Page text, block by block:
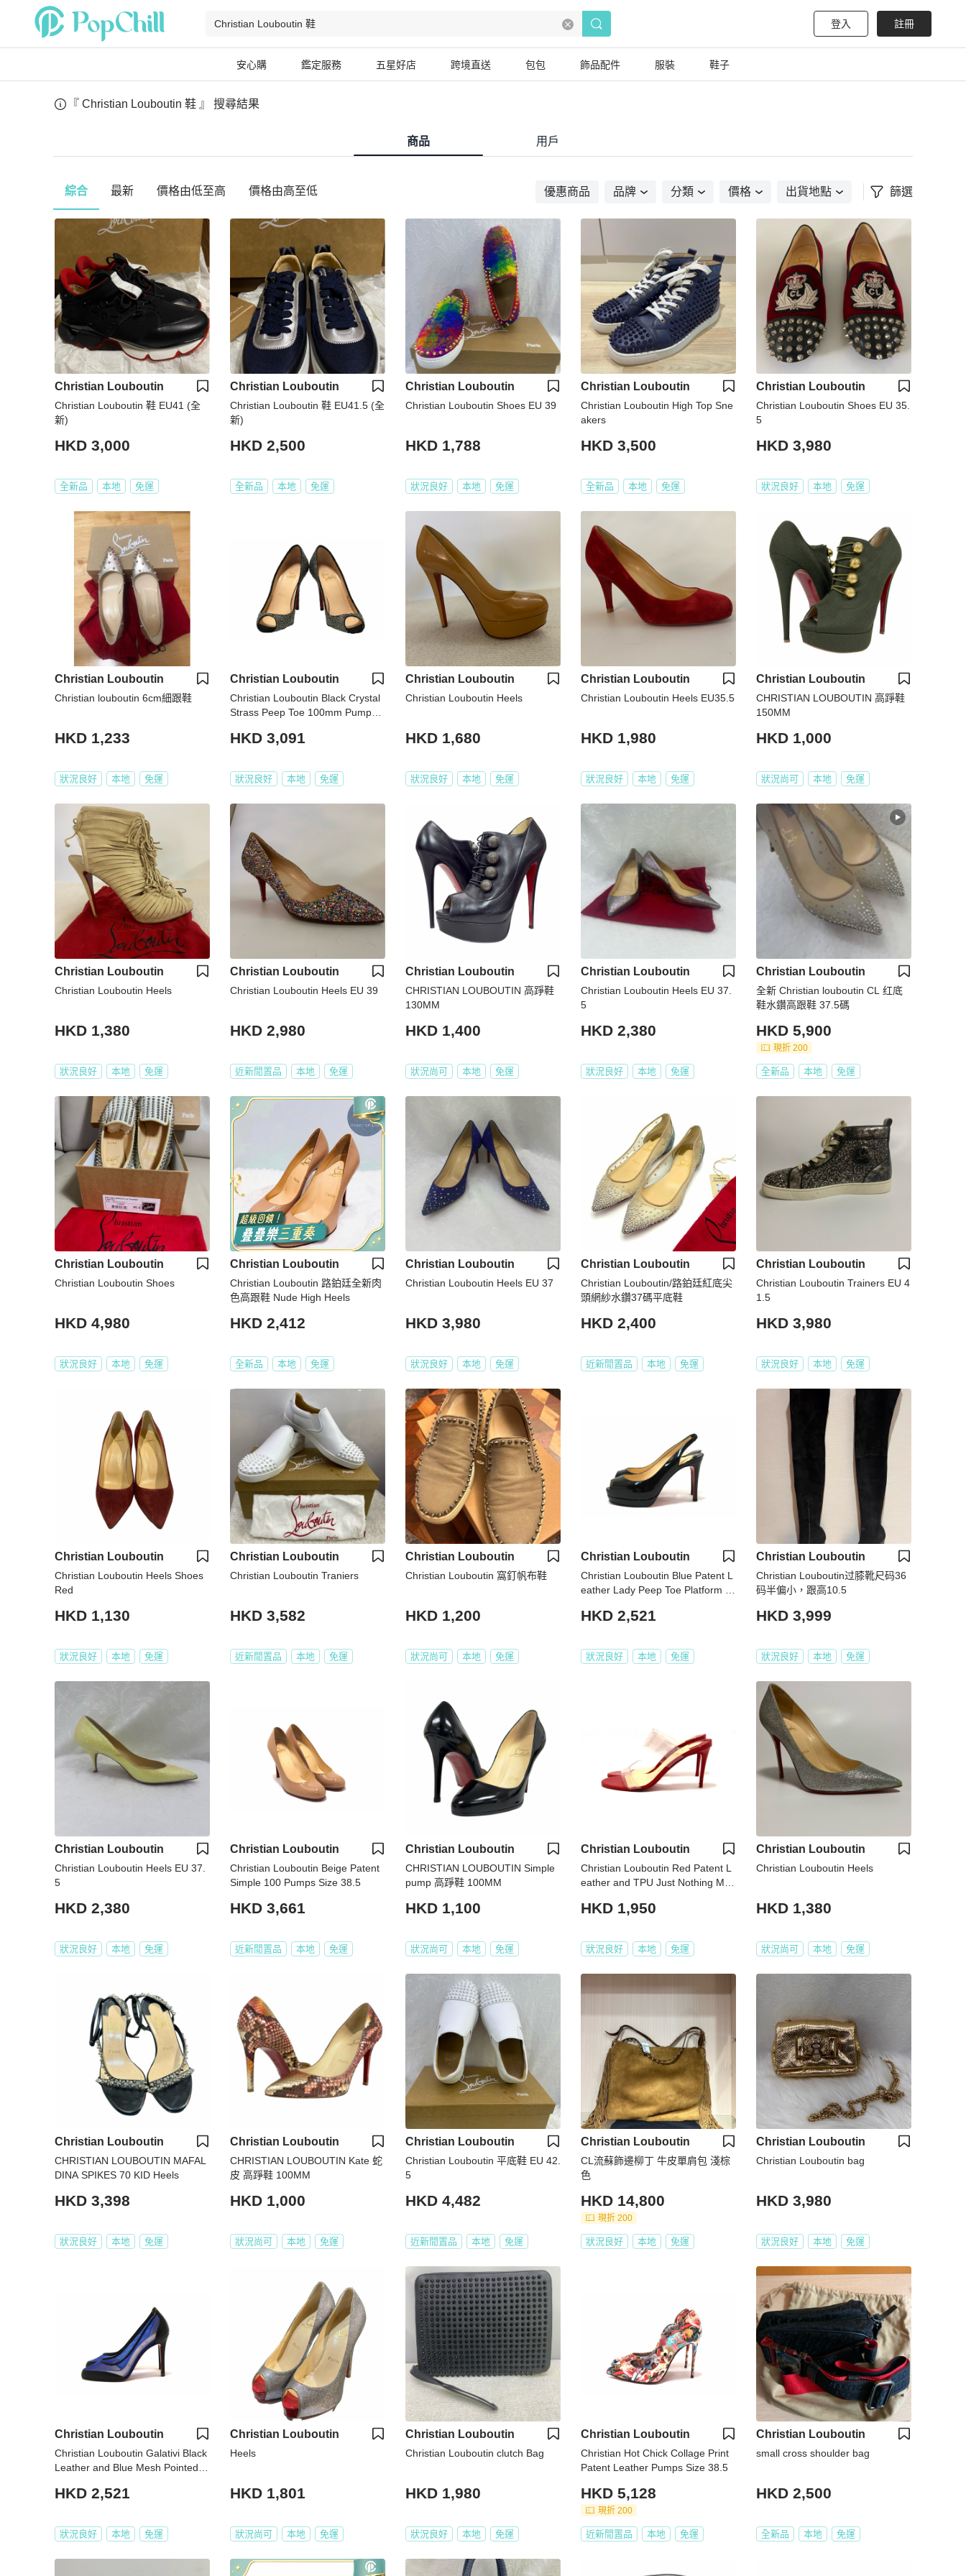
登入 註冊
安心購 鑑定服務 五星好店 跨境直送 包包 飾品配件 服裝 鞋子
『 Christian Louboutin 鞋 』 搜尋結果
商品 用戶
綜合 最新 價格由低至高 價格由高至低 優惠商品 品牌 分類 價格 出貨地點 篩選
Christian Louboutin
Christian Louboutin 鞋 EU41 (全
新)
HKD 3,000
全新品 本地 免運
Christian Louboutin
Christian Louboutin 鞋 EU41.5 (全
新)
HKD 2,500
全新品 本地 免運
Christian Louboutin
Christian Louboutin Shoes EU 39
HKD 1,788
狀況良好 本地 免運
Christian Louboutin
Christian Louboutin High Top Sne
akers
HKD 3,500
全新品 本地 免運
Christian Louboutin
Christian Louboutin Shoes EU 35.
5
HKD 3,980
狀況良好 本地 免運
Christian Louboutin
Christian louboutin 6cm細跟鞋
HKD 1,233
狀況良好 本地 免運
Christian Louboutin
Christian Louboutin Black Crystal
Strass Peep Toe 100mm Pumps
HKD 3,091
狀況良好 本地 免運
Christian Louboutin
Christian Louboutin Heels
HKD 1,680
狀況良好 本地 免運
Christian Louboutin
Christian Louboutin Heels EU35.5
HKD 1,980
狀況良好 本地 免運
Christian Louboutin
CHRISTIAN LOUBOUTIN 高踭鞋
150MM
HKD 1,000
狀況尚可 本地 免運
Christian Louboutin
Christian Louboutin Heels
HKD 1,380
狀況良好 本地 免運
Christian Louboutin
Christian Louboutin Heels EU 39
HKD 2,980
近新閒置品 本地 免運
Christian Louboutin
CHRISTIAN LOUBOUTIN 高踭鞋
130MM
HKD 1,400
狀況尚可 本地 免運
Christian Louboutin
Christian Louboutin Heels EU 37.
5
HKD 2,380
狀況良好 本地 免運
Christian Louboutin
全新 Christian louboutin CL 红底
鞋水鑽高跟鞋 37.5碼
HKD 5,900
現折 200
全新品 本地 免運
Christian Louboutin
Christian Louboutin Shoes
HKD 4,980
狀況良好 本地 免運
Christian Louboutin
Christian Louboutin 路鉑廷全新肉
色高跟鞋 Nude High Heels
HKD 2,412
全新品 本地 免運
Christian Louboutin
Christian Louboutin Heels EU 37
HKD 3,980
狀況良好 本地 免運
Christian Louboutin
Christian Louboutin/路鉑廷紅底尖
頭網紗水鑽37碼平底鞋
HKD 2,400
近新閒置品 本地 免運
Christian Louboutin
Christian Louboutin Trainers EU 4
1.5
HKD 3,980
狀況良好 本地 免運
Christian Louboutin
Christian Louboutin Heels Shoes
Red
HKD 1,130
狀況良好 本地 免運
Christian Louboutin
Christian Louboutin Traniers
HKD 3,582
近新閒置品 本地 免運
Christian Louboutin
Christian Louboutin 窩釘帆布鞋
HKD 1,200
狀況尚可 本地 免運
Christian Louboutin
Christian Louboutin Blue Patent L
eather Lady Peep Toe Platform P
HKD 2,521
狀況良好 本地 免運
Christian Louboutin
Christian Louboutin过膝靴尺码36
码半偏小，跟高10.5
HKD 3,999
狀況良好 本地 免運
Christian Louboutin
Christian Louboutin Heels EU 37.
5
HKD 2,380
狀況良好 本地 免運
Christian Louboutin
Christian Louboutin Beige Patent
Simple 100 Pumps Size 38.5
HKD 3,661
近新閒置品 本地 免運
Christian Louboutin
CHRISTIAN LOUBOUTIN Simple
pump 高踭鞋 100MM
HKD 1,100
狀況尚可 本地 免運
Christian Louboutin
Christian Louboutin Red Patent L
eather and TPU Just Nothing Mul
HKD 1,950
狀況良好 本地 免運
Christian Louboutin
Christian Louboutin Heels
HKD 1,380
狀況尚可 本地 免運
Christian Louboutin
CHRISTIAN LOUBOUTIN MAFAL
DINA SPIKES 70 KID Heels
HKD 3,398
狀況良好 本地 免運
Christian Louboutin
CHRISTIAN LOUBOUTIN Kate 蛇
皮 高踭鞋 100MM
HKD 1,000
狀況尚可 本地 免運
Christian Louboutin
Christian Louboutin 平底鞋 EU 42.
5
HKD 4,482
近新閒置品 本地 免運
Christian Louboutin
CL流蘇飾邊柳丁 牛皮單肩包 淺棕
色
HKD 14,800
現折 200
狀況良好 本地 免運
Christian Louboutin
Christian Louboutin bag
HKD 3,980
狀況良好 本地 免運
Christian Louboutin
Christian Louboutin Galativi Black
Leather and Blue Mesh Pointed T
HKD 2,521
狀況良好 本地 免運
Christian Louboutin
Heels
HKD 1,801
狀況尚可 本地 免運
Christian Louboutin
Christian Louboutin clutch Bag
HKD 1,980
狀況良好 本地 免運
Christian Louboutin
Christian Hot Chick Collage Print
Patent Leather Pumps Size 38.5
HKD 5,128
現折 200
近新閒置品 本地 免運
Christian Louboutin
small cross shoulder bag
HKD 2,500
全新品 本地 免運